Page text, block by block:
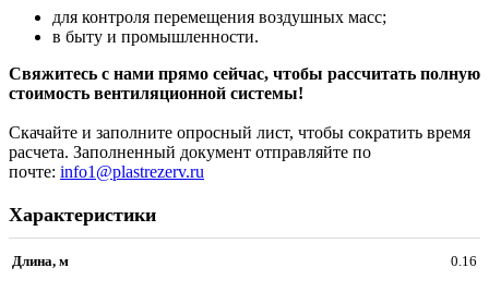
для контроля перемещения воздушных масс;
в быту и промышленности.
Свяжитесь с нами прямо сейчас, чтобы рассчитать полную
стоимость вентиляционной системы!
Скачайте и заполните опросный лист, чтобы сократить время
расчета. Заполненный документ отправляйте по
почте: info1@plastrezerv.ru
Характеристики
Длина, м 0.16